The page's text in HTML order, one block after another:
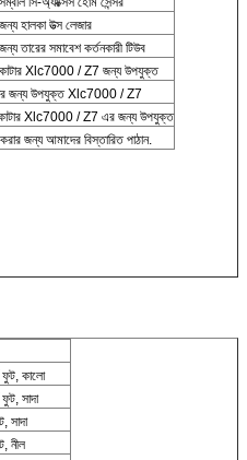
হালকা উত্স লেজার
তারের সমাবেশ কর্তনকারী টিউব
Xlc7000 / Z7 জন্য উপযুক্ত
জন্য উপযুক্ত Xlc7000 / Z7
Xlc7000 / Z7 এর জন্য উপযুক্ত
জন্য আমাদের বিস্তারিত পাঠান.
ফুট, কালো
সাদা
সাদা
নীল